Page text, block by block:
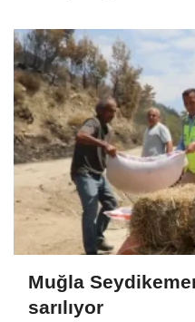
Muğla
sarılıyor